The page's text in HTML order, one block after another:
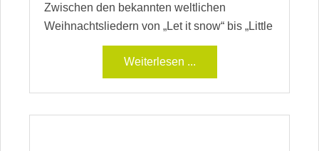
Zwischen den bekannten weltlichen
Weihnachtsliedern von „Let it snow“ bis „Little
Weiterlesen ...